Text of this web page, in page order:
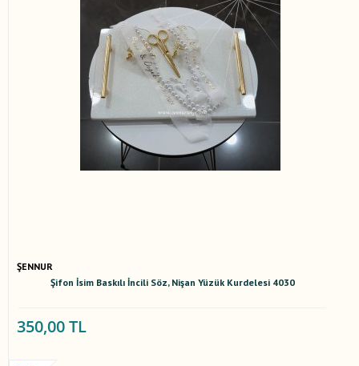
ŞENNUR
Şifon İsim Baskılı İncili Söz, Nişan Yüzük Kurdelesi 4030
350,00 TL